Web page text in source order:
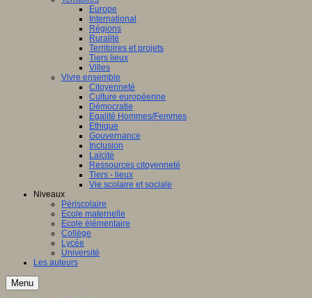
Europe
International
Régions
Ruralité
Territoires et projets
Tiers lieux
Villes
Vivre ensemble
Citoyenneté
Culture européenne
Démocratie
Egalité Hommes/Femmes
Ethique
Gouvernance
Inclusion
Laïcité
Ressources citoyenneté
Tiers - lieux
Vie scolaire et sociale
Niveaux
Périscolaire
Ecole maternelle
Ecole élémentaire
Collège
Lycée
Université
Les auteurs
Menu